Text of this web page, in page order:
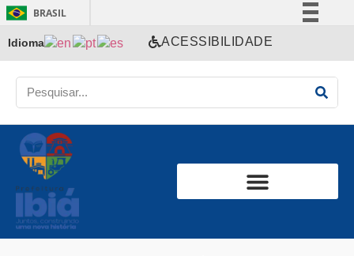
BRASIL
Simplifique!
Comunica BR
Acesso à informação
Idioma ACESSIBILIDADE